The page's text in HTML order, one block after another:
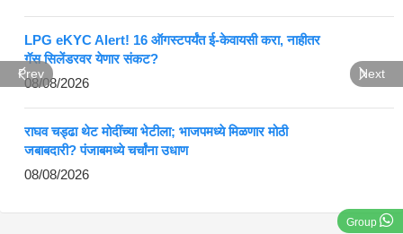
Group
Prev Next
LPG eKYC Alert! 16 ऑगस्टपर्यंत ई-केवायसी करा, नाहीतर
गॅस सिलेंडरवर येणार संकट?
08/08/2026
राघव चड्ढा थेट मोदींच्या भेटीला; भाजपमध्ये मिळणार मोठी
जबाबदारी? पंजाबमध्ये चर्चांना उधाण
08/08/2026